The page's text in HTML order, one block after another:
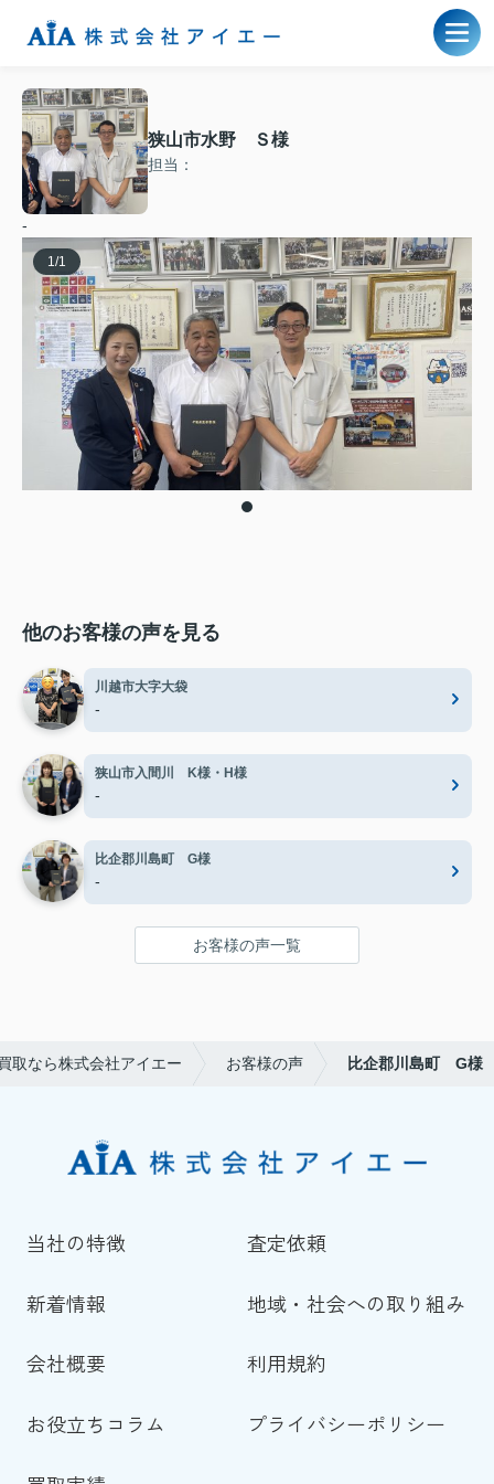
狭山市水野 Ｓ様
担当：
-
1 /1
他のお客様の声を見る
川越市大字大袋
-
狭山市入間川 K様・H様
-
比企郡川島町 G様
-
お客様の声一覧
取なら株式会社アイエー お客様の声 比企郡川島町 G様
当社の特徴 査定依頼
新着情報 地域・社会への取り組み
会社概要 利用規約
お役立ちコラム プライバシーポリシー